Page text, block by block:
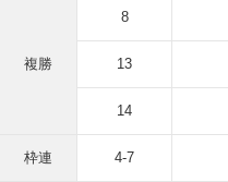
複勝
8
13
14
枠連 4-7